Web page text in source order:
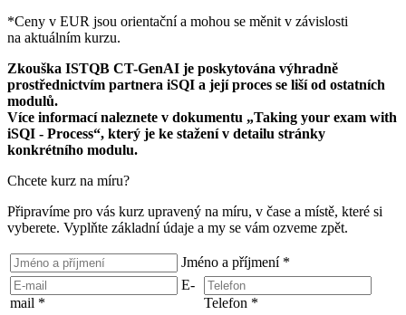
*Ceny v EUR jsou orientační a mohou se měnit v závislosti
na aktuálním kurzu.
Zkouška ISTQB CT-GenAI je poskytována výhradně
prostřednictvím partnera iSQI a její proces se liší od ostatních
modulů.
Více informací naleznete v dokumentu „Taking your exam with
iSQI - Process“, který je ke stažení v detailu stránky
konkrétního modulu.
Chcete kurz na míru?
Připravíme pro vás kurz upravený na míru, v čase a místě, které si
vyberete. Vyplňte základní údaje a my se vám ozveme zpět.
Jméno a příjmení *
E-
mail * Telefon *